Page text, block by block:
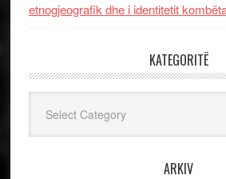
etnogjeografik dhe i identitetit
KATEGORITË
ARKIV